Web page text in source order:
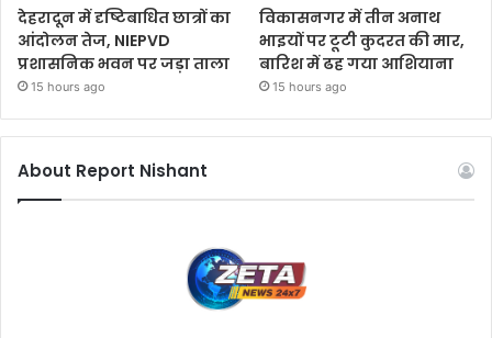
देहरादून में दृष्टिबाधित छात्रों का
आंदोलन तेज, NIEPVD
प्रशासनिक भवन पर जड़ा ताला
15 hours ago
विकासनगर में तीन अनाथ
भाइयों पर टूटी कुदरत की मार,
बारिश में ढह गया आशियाना
15 hours ago
About Report Nishant